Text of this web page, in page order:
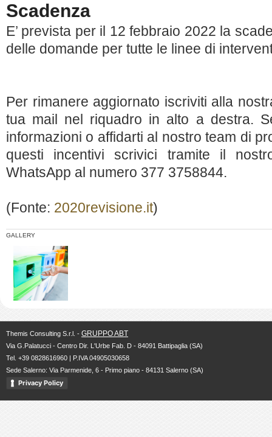
Scadenza
E’ prevista per il 12 febbraio 2022 la
delle domande per tutte le linee di
Per rimanere aggiornato iscriviti alla
tua mail nel riquadro in alto a destra.
informazioni o affidarti al nostro team di
questi incentivi scrivici tramite il
WhatsApp al numero 377 3758844.
(Fonte: 2020revisione.it)
GALLERY
Themis Consulting S.r.l. - GRUPPO ABT
Via G.Palatucci - Centro Dir. L'Urbe Fab. D - 84091 Battipaglia (SA)
Tel. +39 0828616960 | P.IVA 04905030658
Sede Salerno: Via Parmenide, 6 - Primo piano - 84131 Salerno (SA)
Privacy Policy